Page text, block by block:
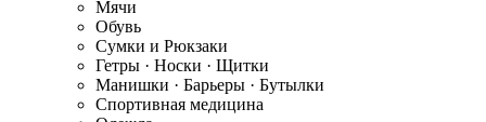
Мячи
Обувь
Сумки и Рюкзаки
Гетры · Носки · Щитки
Манишки · Барьеры · Бутылки
Спортивная медицина